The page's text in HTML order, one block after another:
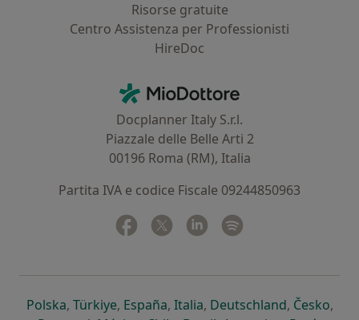
Risorse gratuite
Centro Assistenza per Professionisti
HireDoc
MioDottore - Homepage
Docplanner Italy S.r.l.
Piazzale delle Belle Arti 2
00196 Roma (RM), Italia
Partita IVA e codice Fiscale 09244850963
Facebook
si apre in una nuova scheda
Twitter
si apre in una nuova scheda
Linkedin
si apre in una nuova
Polskasi apre in una nuova scheda
, Türkiyesi apre in una nuova scheda
, Españasi apre in una nuova scheda
, Italiasi apre in una nuova
, Deutschlandsi apre in
, Českosi
,